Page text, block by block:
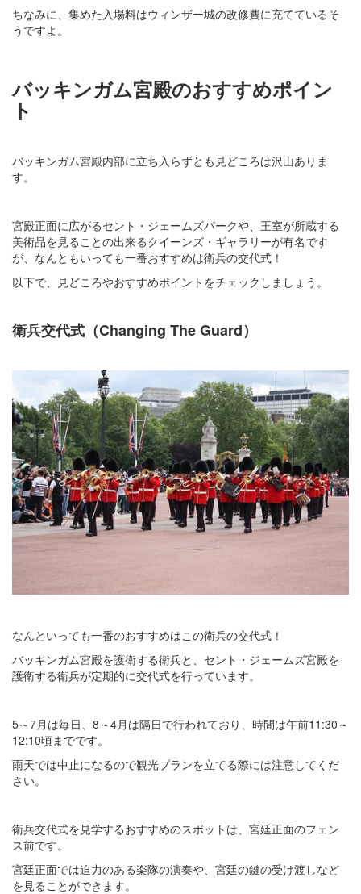
ちなみに、集めた入場料はウィンザー城の改修費に充てているそ
うですよ。
バッキンガム宮殿のおすすめポイン
ト
バッキンガム宮殿内部に立ち入らずとも見どころは沢山ありま
す。
宮殿正面に広がるセント・ジェームズパークや、王室が所蔵する
美術品を見ることの出来るクイーンズ・ギャラリーが有名です
が、なんともいっても一番おすすめは衛兵の交代式！
以下で、見どころやおすすめポイントをチェックしましょう。
衛兵交代式（Changing The Guard）
なんといっても一番のおすすめはこの衛兵の交代式！
バッキンガム宮殿を護衛する衛兵と、セント・ジェームズ宮殿を
護衛する衛兵が定期的に交代式を行っています。
5～7月は毎日、8～4月は隔日で行われており、時間は午前11:30～
12:10頃までです。
雨天では中止になるので観光プランを立てる際には注意してくだ
さい。
衛兵交代式を見学するおすすめのスポットは、宮廷正面のフェン
ス前です。
宮廷正面では迫力のある楽隊の演奏や、宮廷の鍵の受け渡しなど
を見ることができます。